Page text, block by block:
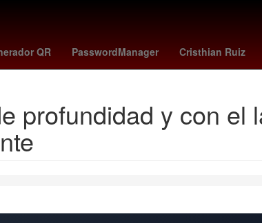
QR PasswordManager Cristhian Ruiz
Incendio Extranormal Santander MLS Cup
profundidad y con el